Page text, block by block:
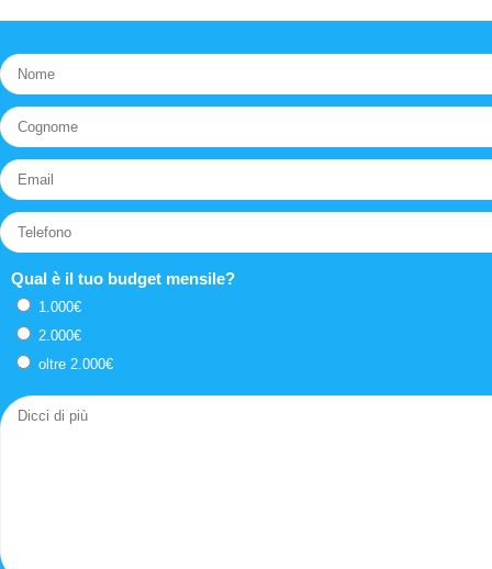
Qual è il tuo budget mensile?
1.000€
2.000€
oltre 2.000€